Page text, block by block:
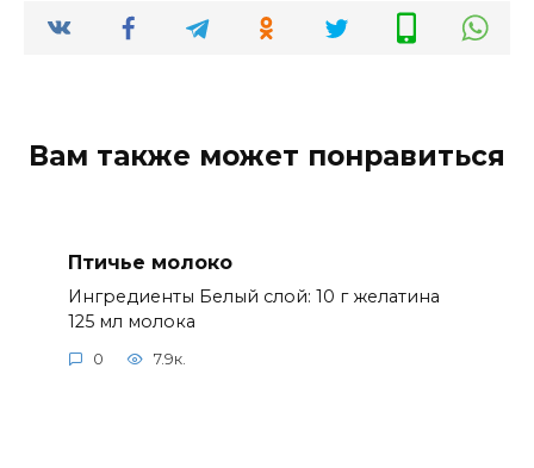
Вам также может понравиться
Птичье молоко
Ингредиенты Белый слой: 10 г желатина
125 мл молока
0 7.9к.